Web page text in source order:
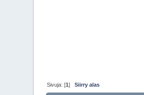
Sivuja: [1]Siirry alas